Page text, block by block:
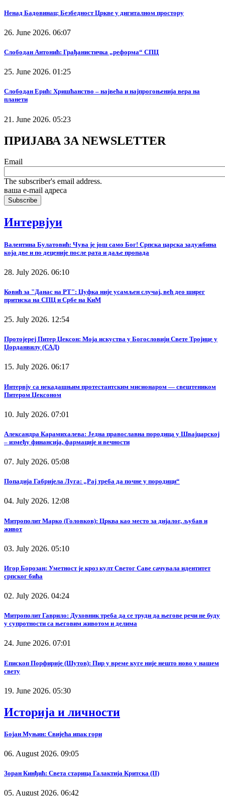
Ненад Бадовинац: Безбедност Цркве у дигиталном простору
26. June 2026. 06:07
Слободан Антонић: Грађанистичка „реформа“ СПЦ
25. June 2026. 01:25
Слободан Ерић: Хришћанство – највећа и најпрогоњенија вера на
планети
21. June 2026. 05:23
ПРИЈАВА ЗА NEWSLETTER
Email
The subscriber's email address.
ваша е-mail адреса
Интервјуи
Валентина Булатовић: Чува је још само Бог! Српска царска задужбина
која две и по деценије после рата и даље пропада
28. July 2026. 06:10
Ковић за "Данас на РТ": Џуфка није усамљен случај, већ део ширег
притиска на СПЦ и Србе на КиМ
25. July 2026. 12:54
Протојереј Питер Џексон: Моја искуства у Богословији Свете Тројице у
Џорданвилу (САД)
15. July 2026. 06:17
Интервју са некадашњим протестантским мисионаром — свештеником
Питером Џексоном
10. July 2026. 07:01
Александра Карамихалева: Једна православна породица у Швајцарској
– између финансија, фармације и вечности
07. July 2026. 05:08
Попадија Габријела Луга: „Рај треба да почне у породици“
04. July 2026. 12:08
Митрополит Марко (Головков): Црква као место за дијалог, љубав и
живот
03. July 2026. 05:10
Игор Борозан: Уметност је кроз култ Светог Саве сачувала идентитет
српског бића
02. July 2026. 04:24
Митрополит Гаврило: Духовник треба да се труди да његове речи не буду
у супротности са његовим животом и делима
24. June 2026. 07:01
Епископ Порфирије (Шутов): Пир у време куге није нешто ново у нашем
свету
19. June 2026. 05:30
Историја и личности
Бојан Муњин: Свијећа ипак гори
06. August 2026. 09:05
Зоран Кинђић: Света старица Галактија Критска (II)
05. August 2026. 06:42